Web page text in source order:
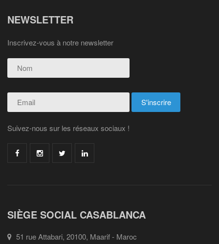
NEWSLETTER
Inscrivez-vous à notre newsletter
Suivez-nous sur les réseaux sociaux !
SIÈGE SOCIAL CASABLANCA
51 rue Attabari, 20100, Maarif - Maroc